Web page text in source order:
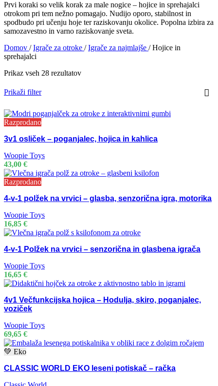
Prvi koraki so velik korak za male nogice – hojice in sprehajalci
otrokom pri tem nežno pomagajo. Nudijo oporo, stabilnost in
spodbudo pri učenju hoje ter raziskovanju okolice. Popolna izbira za
samozavestno in varno raziskovanje sveta.
Domov / Igrače za otroke / Igrače za najmlajše / Hojice in
sprehajalci
Prikaz vseh 28 rezultatov
Prikaži filter
Razprodano
3v1 osliček – poganjalec, hojica in kahlica
Woopie Toys
43,00 €
Razprodano
4-v-1 polžek na vrvici – glasba, senzorična igra, motorika
Woopie Toys
16,85 €
4-v-1 Polžek na vrvici – senzorična in glasbena igrača
Woopie Toys
16,65 €
4v1 Večfunkcijska hojica – Hodulja, skiro, poganjalec,
voziček
Woopie Toys
69,65 €
💚 Eko
CLASSIC WORLD EKO leseni potiskač – račka